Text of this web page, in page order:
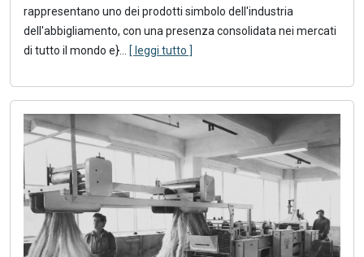
rappresentano uno dei prodotti simbolo dell'industria
dell'abbigliamento, con una presenza consolidata nei mercati
di tutto il mondo e}... [ leggi tutto ]